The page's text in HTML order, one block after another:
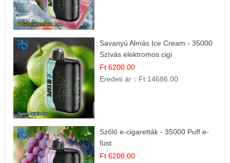
Savanyú Almás Ice Cream - 35000
Szívás elektromos cigi
Ft 6200.00
Eredeti ár： Ft 14686.00
Szőlő e-cigaretták - 35000 Puff e-
füst
Ft 6200.00